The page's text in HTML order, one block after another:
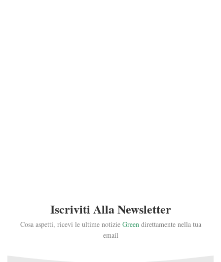
Iscriviti Alla Newsletter
Cosa aspetti, ricevi le ultime notizie Green direttamente nella tua
email